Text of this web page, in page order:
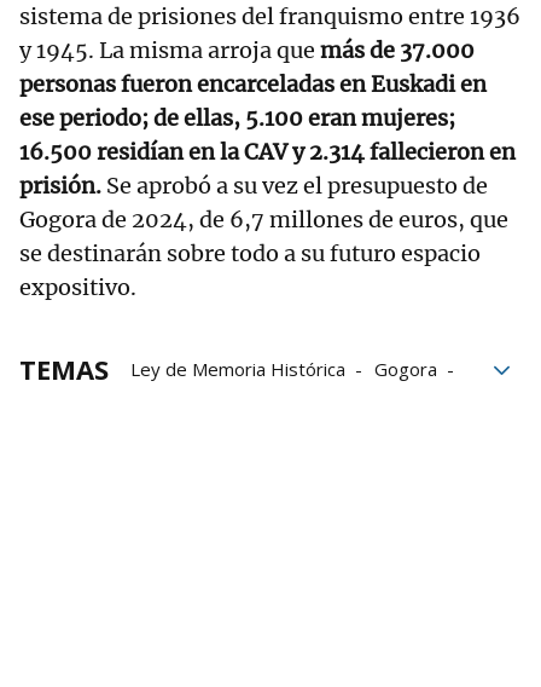
sistema de prisiones del franquismo entre 1936
y 1945. La misma arroja que más de 37.000
personas fueron encarceladas en Euskadi en
ese periodo; de ellas, 5.100 eran mujeres;
16.500 residían en la CAV y 2.314 fallecieron en
prisión. Se aprobó a su vez el presupuesto de
Gogora de 2024, de 6,7 millones de euros, que
se destinarán sobre todo a su futuro espacio
expositivo.
TEMAS Ley de Memoria Histórica
Gogora